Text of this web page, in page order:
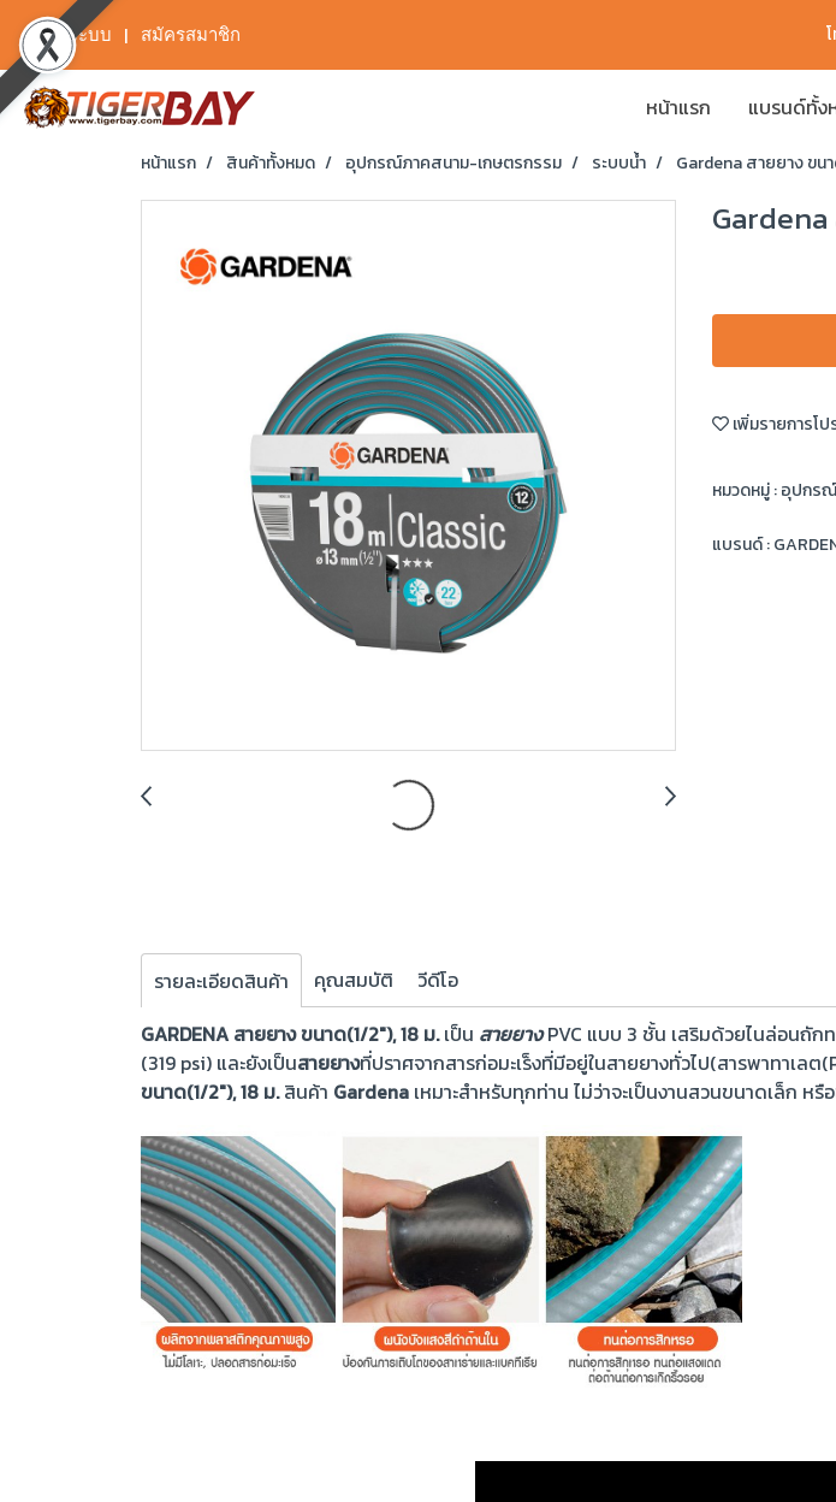
เข้าสู่ระบบ สมัครสมาชิก
หน้าแรก แบรนด์ทั้ง
หน้าแรก สินค้าทั้งหมด อุปกรณ์ภาคสนาม-เกษตรกรรม ระบบน้ำ Gardena สายยาง ขน
Gardena
เพิ่มรายการโ
หมวดหมู่ :อุปกร
แบรนด์ :
รายละเอียดสินค้า คุณสมบัติ
วีดีโอ
GARDENA สายยาง ขนาด(1/2″), 18 ม.เป็น สายยางPVC แบบ 3 ชั้น เสริมด้วยไนล่อนถัก
(319 psi) และยังเป็นสายยางที่ปราศจากสารก่อมะเร็งที่มีอยู่ในสายยางทั่วไป(สารพาทาเล
ขนาด(1/2″), 18 ม.สินค้า Gardena เหมาะสำหรับทุกท่าน ไม่ว่าจะเป็นงานสวนขนาดเล็ก